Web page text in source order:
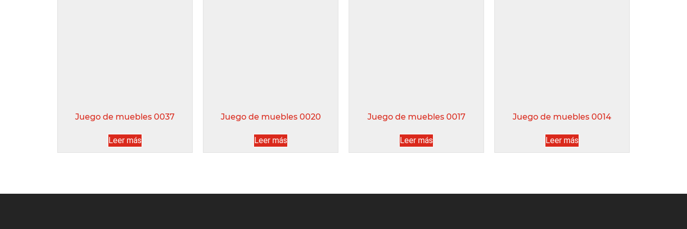
Juego de muebles 0037
Leer más
Juego de muebles 0020
Leer más
Juego de muebles 0017
Leer más
Juego de muebles 0014
Leer más